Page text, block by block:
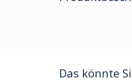
Das könnte